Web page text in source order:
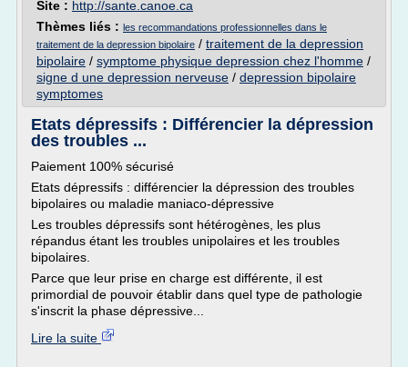
Site : http://sante.canoe.ca
Thèmes liés : les recommandations professionnelles dans le
traitement de la depression bipolaire / traitement de la depression
bipolaire / symptome physique depression chez l'homme /
signe d une depression nerveuse / depression bipolaire
symptomes
Etats dépressifs : Différencier la dépression
des troubles ...
Paiement 100% sécurisé
Etats dépressifs : différencier la dépression des troubles
bipolaires ou maladie maniaco-dépressive
Les troubles dépressifs sont hétérogènes, les plus
répandus étant les troubles unipolaires et les troubles
bipolaires.
Parce que leur prise en charge est différente, il est
primordial de pouvoir établir dans quel type de pathologie
s'inscrit la phase dépressive...
Lire la suite